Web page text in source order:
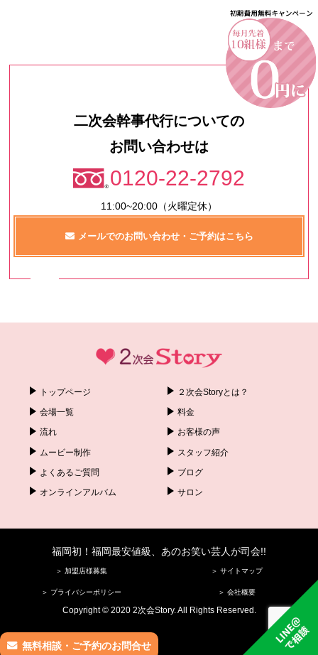
無料相談・ご予約のお問合せ
二次会幹事代行についての
お問い合わせは
0120-22-2792
11:00~20:00（火曜定休）
メールでのお問い合わせ・ご予約はこちら
トップページ ２次会Storyとは？
会場一覧 料金
流れ お客様の声
ムービー制作 スタッフ紹介
よくあるご質問 ブログ
オンラインアルバム サロン
福岡初！福岡最安値級、あのお笑い芸人が司会!!
＞ 加盟店様募集 ＞ サイトマップ
＞ プライバシーポリシー ＞ 会社概要
Copyright © 2020 2次会Story. All Rights Reserved.